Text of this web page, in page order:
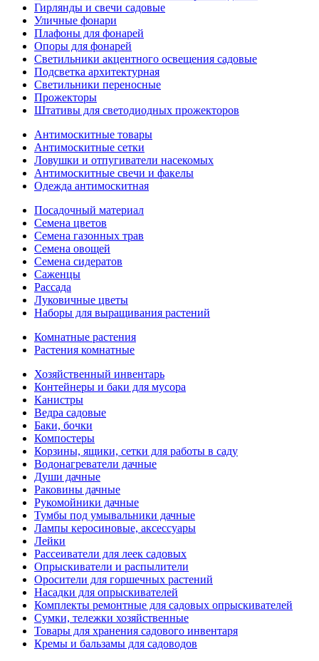
Гирлянды и свечи садовые
Уличные фонари
Плафоны для фонарей
Опоры для фонарей
Светильники акцентного освещения садовые
Подсветка архитектурная
Светильники переносные
Прожекторы
Штативы для светодиодных прожекторов
Антимоскитные товары
Антимоскитные сетки
Ловушки и отпугиватели насекомых
Антимоскитные свечи и факелы
Одежда антимоскитная
Посадочный материал
Семена цветов
Семена газонных трав
Семена овощей
Семена сидератов
Саженцы
Рассада
Луковичные цветы
Наборы для выращивания растений
Комнатные растения
Растения комнатные
Хозяйственный инвентарь
Контейнеры и баки для мусора
Канистры
Ведра садовые
Баки, бочки
Компостеры
Корзины, ящики, сетки для работы в саду
Водонагреватели дачные
Души дачные
Раковины дачные
Рукомойники дачные
Тумбы под умывальники дачные
Лампы керосиновые, аксессуары
Лейки
Рассеиватели для леек садовых
Опрыскиватели и распылители
Оросители для горшечных растений
Насадки для опрыскивателей
Комплекты ремонтные для садовых опрыскивателей
Сумки, тележки хозяйственные
Товары для хранения садового инвентаря
Кремы и бальзамы для садоводов